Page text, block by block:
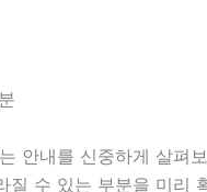
안내를 신중하게 살
수 있는 부분을 미리